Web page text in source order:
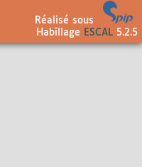
Réalisé sous
Habillage
ESCAL5.2.5